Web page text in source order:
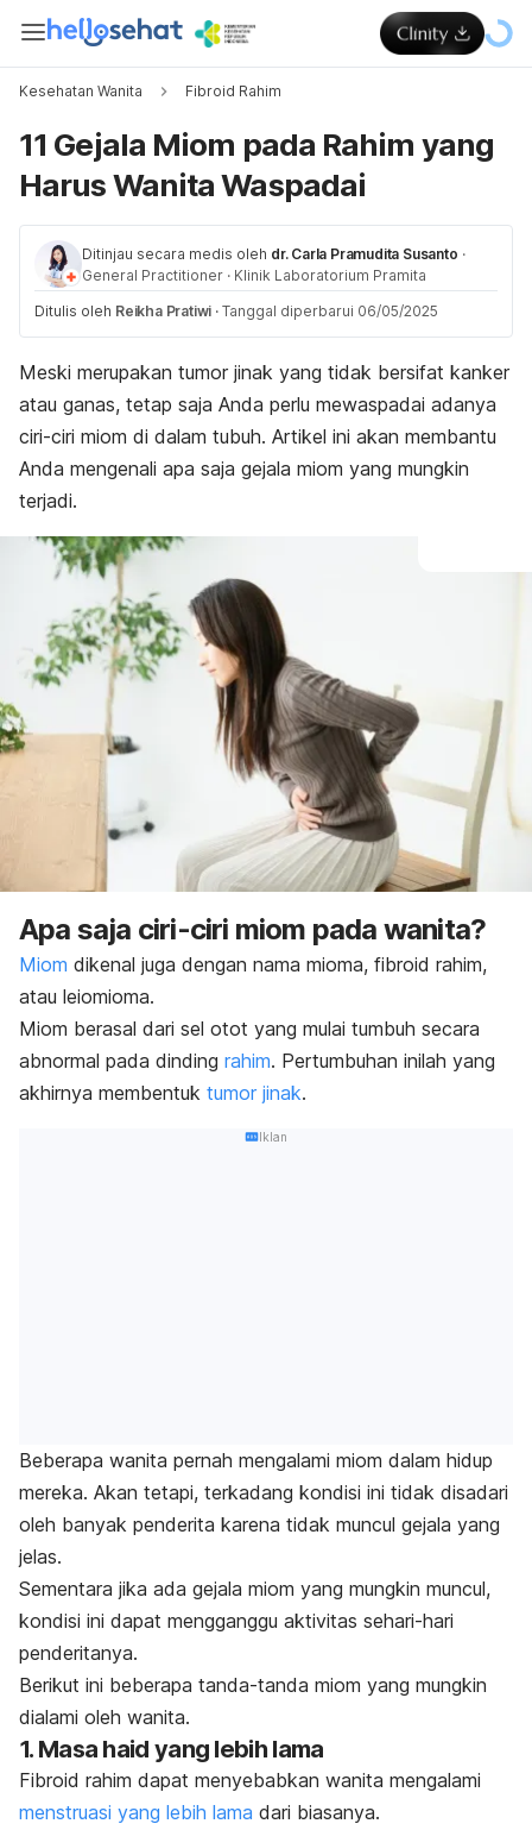
Kesehatan Wanita Fibroid Rahim
11 Gejala Miom pada Rahim yang
Harus Wanita Waspadai
Ditinjau secara medis oleh dr. Carla Pramudita Susanto ·
General Practitioner · Klinik Laboratorium Pramita
Ditulis oleh Reikha Pratiwi · Tanggal diperbarui 06/05/2025
Meski merupakan tumor jinak yang tidak bersifat kanker
atau ganas, tetap saja Anda perlu mewaspadai adanya
ciri-ciri miom di dalam tubuh. Artikel ini akan membantu
Anda mengenali apa saja gejala miom yang mungkin
terjadi.
Apa saja ciri-ciri miom pada wanita?
Miom dikenal juga dengan nama mioma, fibroid rahim,
atau leiomioma.
Miom berasal dari sel otot yang mulai tumbuh secara
abnormal pada dinding rahim. Pertumbuhan inilah yang
akhirnya membentuk tumor jinak.
Iklan
Beberapa wanita pernah mengalami miom dalam hidup
mereka. Akan tetapi, terkadang kondisi ini tidak disadari
oleh banyak penderita karena tidak muncul gejala yang
jelas.
Sementara jika ada gejala miom yang mungkin muncul,
kondisi ini dapat mengganggu aktivitas sehari-hari
penderitanya.
Berikut ini beberapa tanda-tanda miom yang mungkin
dialami oleh wanita.
1. Masa haid yang lebih lama
Fibroid rahim dapat menyebabkan wanita mengalami
menstruasi yang lebih lama dari biasanya.